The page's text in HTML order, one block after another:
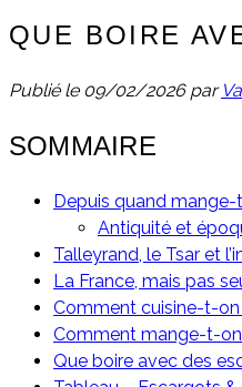
QUE BOIRE
Publié le 09/02/2026 par
SOMMAIRE
Depuis quand
Antiquité et
Talleyrand, le Tsar et
La France, mais pas
Comment cuisine-t-
Comment mange-t-
Que boire avec des